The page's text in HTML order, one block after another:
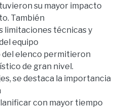
su mayor impacto
También
limitaciones técnicas y
equipo
del elenco permitieron
de gran nivel.
se destaca la importancia
con mayor tiempo